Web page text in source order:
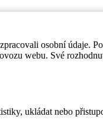
osobní údaje.
webu. Své
ukládat nebo